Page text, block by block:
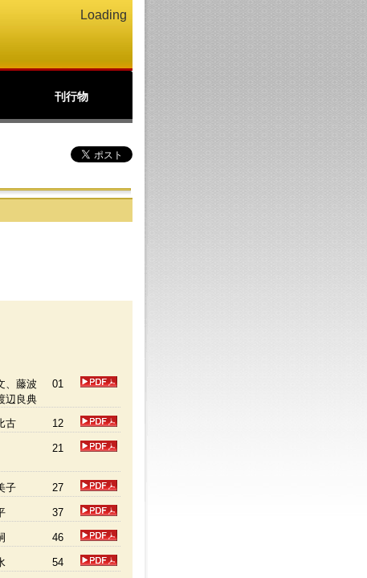
Loading
刊行物
公文書館ニュース
アーカイブズ
北の丸
パンフレット(PDF)
、藤波
辺良典
01
古 12
21
子 27
37
46
54